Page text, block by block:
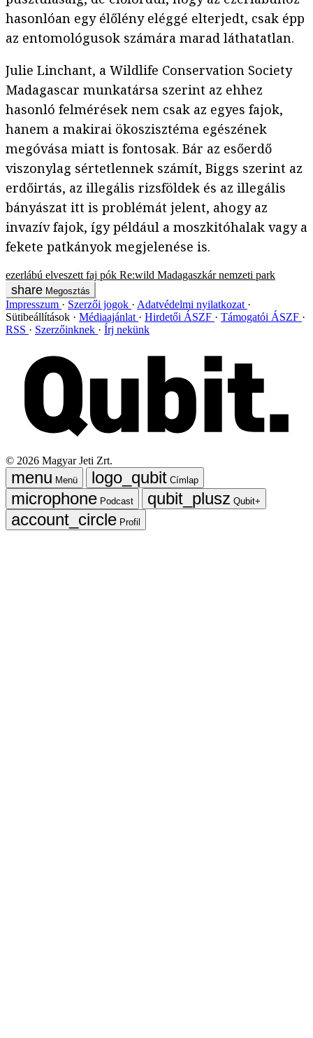
hasonlóan egy élőlény eléggé elterjedt, csak épp
az entomológusok számára marad láthatatlan.
Julie Linchant, a Wildlife Conservation Society
Madagascar munkatársa szerint az ehhez
hasonló felmérések nem csak az egyes fajok,
hanem a makirai ökoszisztéma egészének
megóvása miatt is fontosak. Bár az esőerdő
viszonylag sértetlennek számít, Biggs szerint az
erdőirtás, az illegális rizsföldek és az illegális
bányászat itt is problémát jelent, ahogy az
invazív fajok, így például a moszkitóhalak vagy a
fekete patkányok megjelenése is.
ezerlábú elveszett faj pók Re:wild Madagaszkár nemzeti park
Megosztás
Impresszum Szerzői jogok
Adatvédelmi nyilatkozat
Sütibeállítások
Médiaajánlat Hirdetői ÁSZF
Támogatói ÁSZF
RSS
Szerzőinknek Írj nekünk
© 2026 Magyar Jeti Zrt.
Menü
Címlap
Podcast
Qubit+
Profil